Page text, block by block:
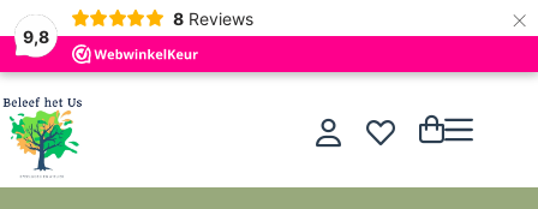
9,8
8 Reviews ×
Ga
naar
de
inhoud
Winkelwagen